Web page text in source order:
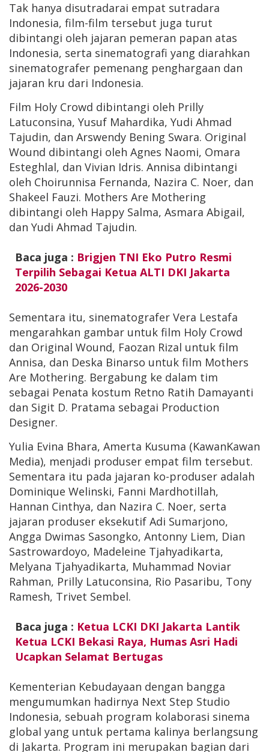
Tak hanya disutradarai empat sutradara
Indonesia, film-film tersebut juga turut
dibintangi oleh jajaran pemeran papan atas
Indonesia, serta sinematografi yang diarahkan
sinematografer pemenang penghargaan dan
jajaran kru dari Indonesia.
Film Holy Crowd dibintangi oleh Prilly
Latuconsina, Yusuf Mahardika, Yudi Ahmad
Tajudin, dan Arswendy Bening Swara. Original
Wound dibintangi oleh Agnes Naomi, Omara
Esteghlal, dan Vivian Idris. Annisa dibintangi
oleh Choirunnisa Fernanda, Nazira C. Noer, dan
Shakeel Fauzi. Mothers Are Mothering
dibintangi oleh Happy Salma, Asmara Abigail,
dan Yudi Ahmad Tajudin.
Baca juga : Brigjen TNI Eko Putro Resmi
Terpilih Sebagai Ketua ALTI DKI Jakarta
2026-2030
Sementara itu, sinematografer Vera Lestafa
mengarahkan gambar untuk film Holy Crowd
dan Original Wound, Faozan Rizal untuk film
Annisa, dan Deska Binarso untuk film Mothers
Are Mothering. Bergabung ke dalam tim
sebagai Penata kostum Retno Ratih Damayanti
dan Sigit D. Pratama sebagai Production
Designer.
Yulia Evina Bhara, Amerta Kusuma (KawanKawan
Media), menjadi produser empat film tersebut.
Sementara itu pada jajaran ko-produser adalah
Dominique Welinski, Fanni Mardhotillah,
Hannan Cinthya, dan Nazira C. Noer, serta
jajaran produser eksekutif Adi Sumarjono,
Angga Dwimas Sasongko, Antonny Liem, Dian
Sastrowardoyo, Madeleine Tjahyadikarta,
Melyana Tjahyadikarta, Muhammad Noviar
Rahman, Prilly Latuconsina, Rio Pasaribu, Tony
Ramesh, Trivet Sembel.
Baca juga : Ketua LCKI DKI Jakarta Lantik
Ketua LCKI Bekasi Raya, Humas Asri Hadi
Ucapkan Selamat Bertugas
Kementerian Kebudayaan dengan bangga
mengumumkan hadirnya Next Step Studio
Indonesia, sebuah program kolaborasi sinema
global yang untuk pertama kalinya berlangsung
di Jakarta. Program ini merupakan bagian dari